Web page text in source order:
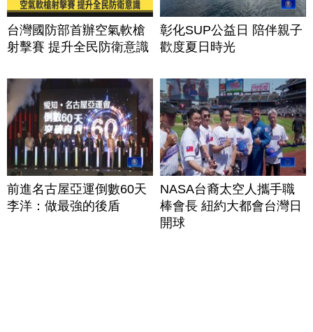
台灣國防部首辦空氣軟槍
射擊賽 提升全民防衛意識
彰化SUP公益日 陪伴親子
歡度夏日時光
前進名古屋亞運倒數60天
李洋：做最強的後盾
NASA台裔太空人攜手職
棒會長 紐約大都會台灣日
開球